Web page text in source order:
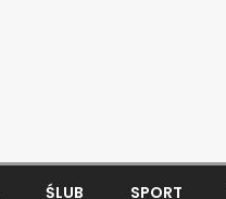
ŚLUB SPORT